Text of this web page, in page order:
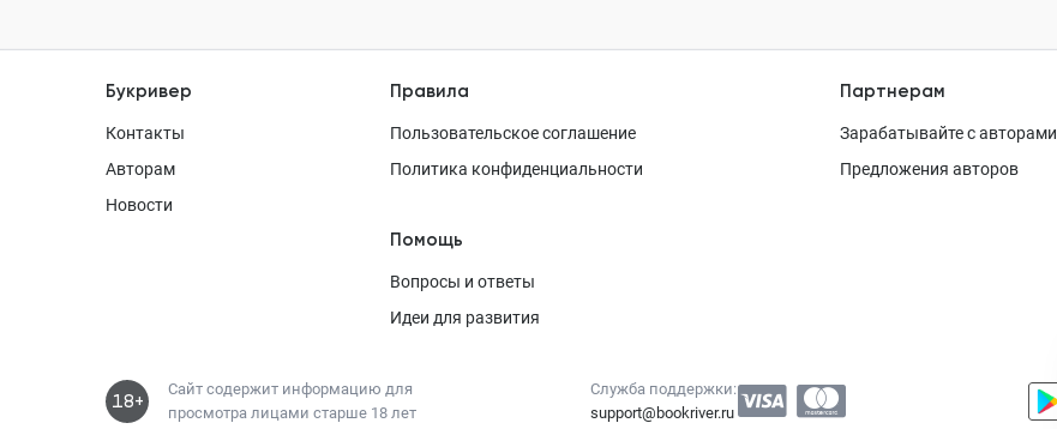
Букривер
Контакты
Авторам
Новости
Правила
Пользовательское соглашение
Политика конфиденциальности
Помощь
Вопросы и ответы
Идеи для развития
Партнерам
Зарабатывайте с авторами
Предложения авторов
18+
Сайт содержит информацию для
просмотра лицами старше 18 лет
Служба поддержки:
support@bookriver.ru